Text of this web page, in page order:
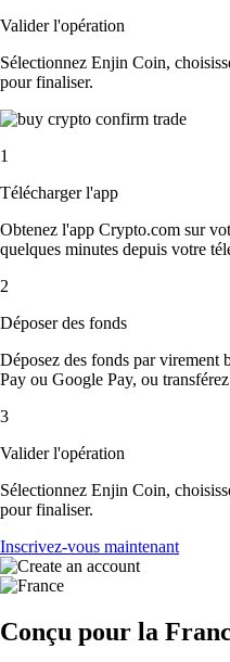
Valider l'opération
Sélectionnez Enjin Coin,
pour finaliser.
1
Télécharger l'app
Obtenez l'app Crypto.com sur
quelques minutes depuis votre
2
Déposer des fonds
Déposez des fonds par virement
Pay ou Google Pay, ou
3
Valider l'opération
Sélectionnez Enjin Coin,
pour finaliser.
Inscrivez-vous maintenant
Conçu pour la